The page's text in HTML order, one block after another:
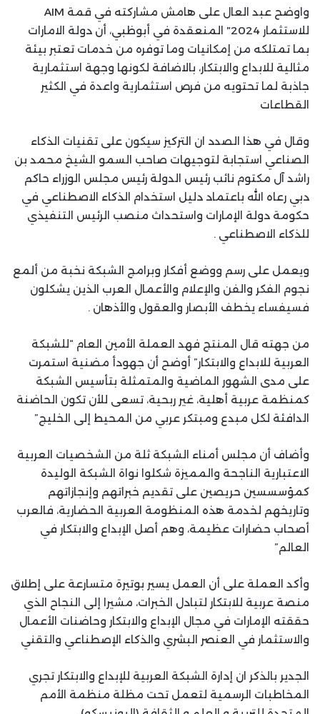
واوضح عبد العال على هامش مشاركته في قمة AIM
للاستثمار 2024″ المنعقدة في أبوظبي، أن دولة الامارات
بما تمتلكه من إمكانيات وما توفره من خدمات تعتبر بيئة
مثالية للابداع والابتكار، بالاضافة لكونها وجهة استثمارية
جاذبة لما تحتويه من فرص استثمارية واعدة في الكثير
القطاعات
وقال في هذا الصدد ان التركيز سيكون على تقنيات الذكاء
الصناعي استجابة لتوجيهات صاحب السمو الشيخ محمد بن
راشد آل مكتوم نائب رئيس الدولة رئيس مجلس الوزراء حاكم
دبي رعاه الله باعتماد دليل استخدام الذكاء الاصطناعي في
حكومة دولة الإمارات واستحداث منصب الرئيس التنفيذي
للذكاء الاصطناعي .
ويعمل على رسم ووضع أفكار وبرامج الشبكة نخبة من ألمع
نجوم الفكر والفن والإعلام والأعمال العرب الذين يشكلون
فسيفساء يخطف الأبصار والعقول والأذهان .
من جهته قال المنتج فهد العملة الأمين العام “للشبكة
العربية للابداع والابتكار” أوضح أن جهودأ مضنية استمرت
على مدى الشهور الماضية والمتمثلة بتأسيس الشبكة
كمنظمة عربية أهلية، غير ربحية، تسعى للأن تكون الحاضنة
الدافئة لكل مبدع ومبتكر عربي من المحيط إلى الخليج”
وأضاف أن مجلس أمناء الشبكة ثلة من الشخصيات العربية
الاعتبارية الناجحة والمميزة شكلوا نواة الشبكة الوليدة
كمؤسسسين حريصين على تقديم خبراتهم وإنجازاتهم
وتاريخهم لخدمة هذه المنظومة العربية الحضارية، فالعرب
أصحاب حضارات عظيمة، وهم أصل الإبداع والابتكار في
العالم”
وأكد العملة على أن العمل يسير بوتيرة متسارعة على إطلاق
منصة عربية للابتكار لتبادل الخبرات، مشيرا إلى النجاح الذي
حققته الإمارات في مجال الإبداع والابتكار وحاضنات الأعمال
والاستثمار في العنصر البشري والذكاء الإصطناعي والتقني
الجدير بالذكر ان إدارة الشبكة العربية للإبداع والابتكار تجري
المخاطبات الرسمية لتعمل تحت مظلة منظمة الأمم